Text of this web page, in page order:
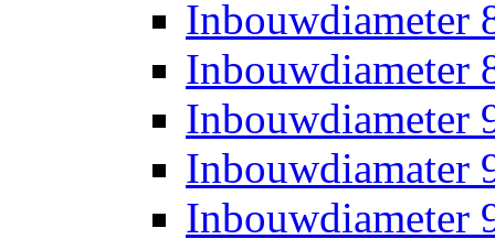
Inbouwdiameter
Inbouwdiameter
Inbouwdiameter
Inbouwdiamater
Inbouwdiameter